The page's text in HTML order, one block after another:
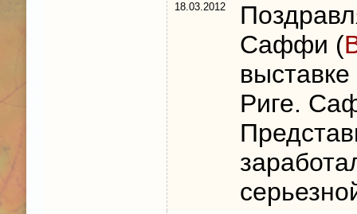
18.03.2012
Саффи (
Риге.